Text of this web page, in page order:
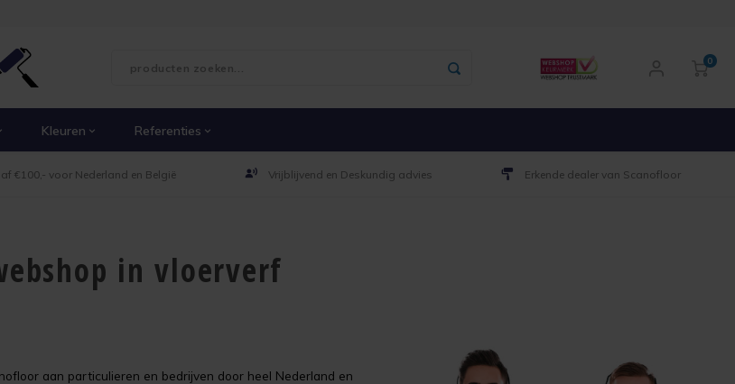
0
Kleuren Referenties
€100,- voor Nederland en België Vrijblijvend en Deskundig advies Erkende dealer van Scanofloor
in vloerverf
aan particulieren en bedrijven door heel Nederland en